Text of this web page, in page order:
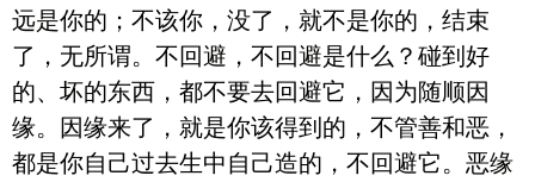
远是你的；不该你，没了，就不是你的，结束
了，无所谓。不回避，不回避是什么？碰到好
的、坏的东西，都不要去回避它，因为随顺因
缘。因缘来了，就是你该得到的，不管善和恶，
都是你自己过去生中自己造的，不回避它。恶缘